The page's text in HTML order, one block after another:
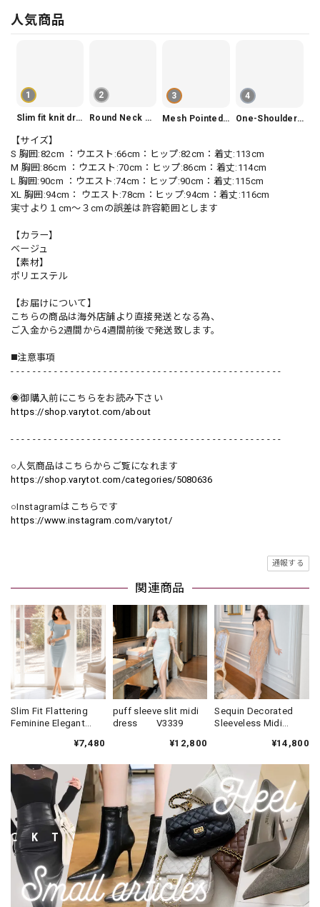
人気商品
1
Slim fit knit dress(3color) V1330
2
Round Neck Tiered Sleeveless Dress V2290
3
Mesh Pointed Toe Pumps V165
4
One-Shoulder Slim-Fit Flattering Mermaid Skirt Dress V2295
【サイズ】
S 胸囲:82cm ：ウエスト:66cm：ヒップ:82cm：着丈:113cm
M 胸囲:86cm ：ウエスト:70cm：ヒップ:86cm：着丈:114cm
L 胸囲:90cm ：ウエスト:74cm：ヒップ:90cm：着丈:115cm
XL 胸囲:94cm： ウエスト:78cm：ヒップ:94cm：着丈:116cm
実寸より１cm〜３cmの誤差は許容範囲とします
【カラー】
ベージュ
【素材】
ポリエステル
【お届けについて】
こちらの商品は海外店舗より直接発送となる為、
ご入金から2週間から4週間前後で発送致します。
◼️注意事項
- - - - - - - - - - - - - - - - - - - - - - - - - - - - - - - - - - - - - - - - - - - - - - - - - -
◉御購入前にこちらをお読み下さい
https://shop.varytot.com/about
- - - - - - - - - - - - - - - - - - - - - - - - - - - - - - - - - - - - - - - - - - - - - - - - - -
○人気商品はこちらからご覧になれます
https://shop.varytot.com/categories/5080636
○Instagramはこちらです
https://www.instagram.com/varytot/
通報する
関連商品
Slim Fit Flattering
Feminine Elegant
Dress V2287¥7,480
puff sleeve slit midi
dress V3339
¥12,800
Sequin Decorated
Sleeveless Midi
¥14,800